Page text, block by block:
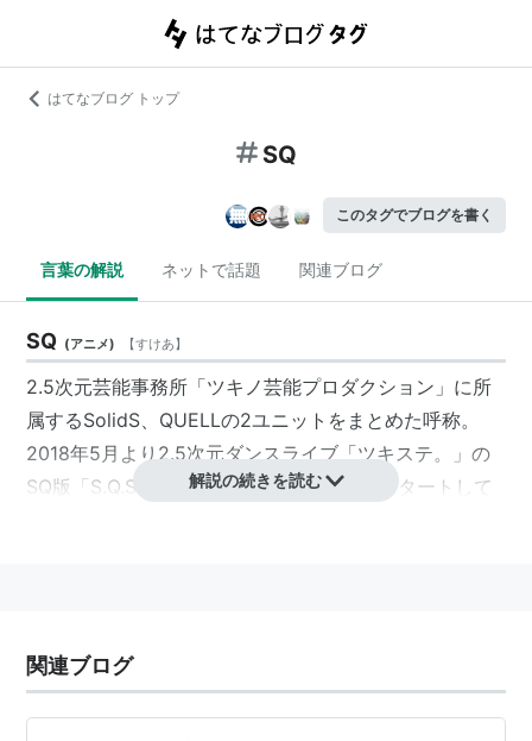
はてなブログ トップ
SQ
このタグでブログを書く
言葉の解説 ネットで話題 関連ブログ
SQ (アニメ) 【すけあ】
2.5次元芸能事務所「ツキノ芸能プロダクション」に所
属するSolidS、QUELLの2ユニットをまとめた呼称。
2018年5月より2.5次元ダンスライブ「ツキステ。」の
SQ版「S.Q.S(スケアステージ)」の公演がスタートして
・村瀬大………小林涼
・和泉柊羽……田中稔彦
・堀宮英知……中尾拳也
解説の続きを読む
関連ブログ